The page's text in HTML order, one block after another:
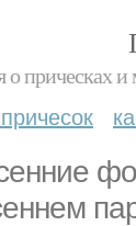
прическах